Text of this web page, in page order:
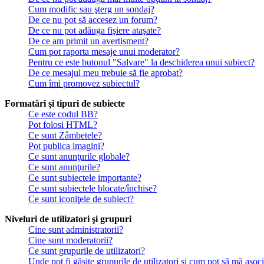
Cum modific sau şterg un sondaj?
De ce nu pot să accesez un forum?
De ce nu pot adăuga fişiere ataşate?
De ce am primit un avertisment?
Cum pot raporta mesaje unui moderator?
Pentru ce este butonul "Salvare" la deschiderea unui subiect?
De ce mesajul meu trebuie să fie aprobat?
Cum îmi promovez subiectul?
Formatări şi tipuri de subiecte
Ce este codul BB?
Pot folosi HTML?
Ce sunt Zâmbetele?
Pot publica imagini?
Ce sunt anunţurile globale?
Ce sunt anunţurile?
Ce sunt subiectele importante?
Ce sunt subiectele blocate/închise?
Ce sunt iconiţele de subiect?
Niveluri de utilizatori şi grupuri
Cine sunt administratorii?
Cine sunt moderatorii?
Ce sunt grupurile de utilizatori?
Unde pot fi găsite grupurile de utilizatori şi cum pot să mă